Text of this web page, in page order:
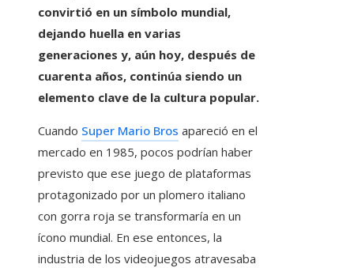
convirtió en un símbolo mundial,
dejando huella en varias
generaciones y, aún hoy, después de
cuarenta años, continúa siendo un
elemento clave de la cultura popular.
Cuando Super Mario Bros apareció en el
mercado en 1985, pocos podrían haber
previsto que ese juego de plataformas
protagonizado por un plomero italiano
con gorra roja se transformaría en un
ícono mundial. En ese entonces, la
industria de los videojuegos atravesaba